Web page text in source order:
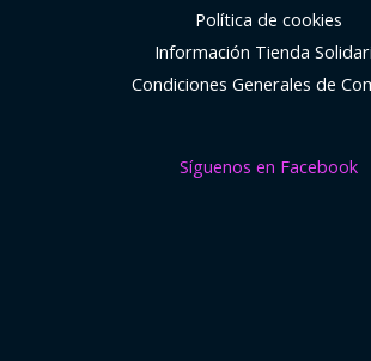
Política de cookies
Información Tienda
Condiciones Generales de
Síguenos en Facebook